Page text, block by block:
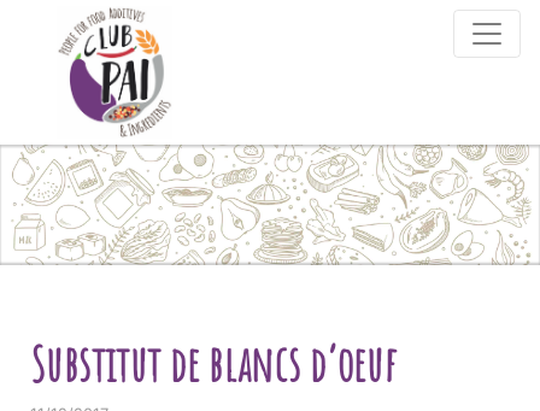
Skip to content
Substitut de blancs d’oeuf